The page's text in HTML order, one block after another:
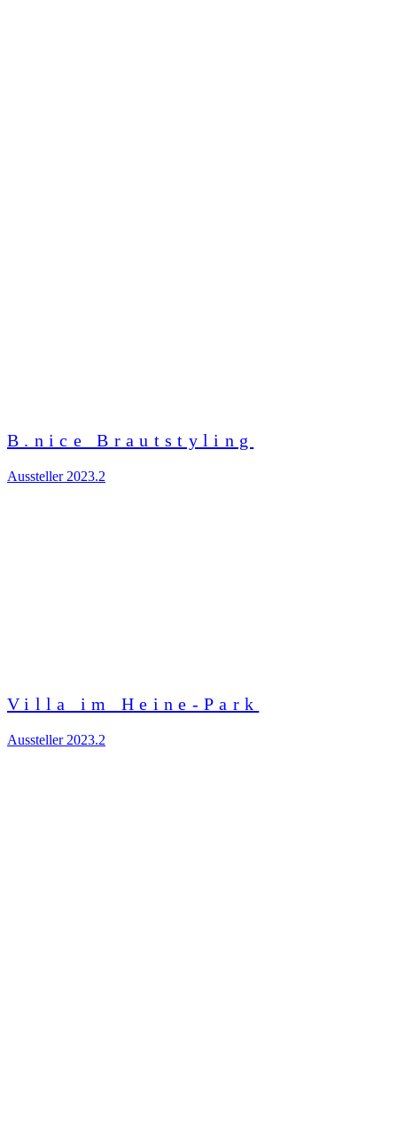
B.nice Brautstyling
Aussteller 2023.2
Villa im Heine-Park
Aussteller 2023.2